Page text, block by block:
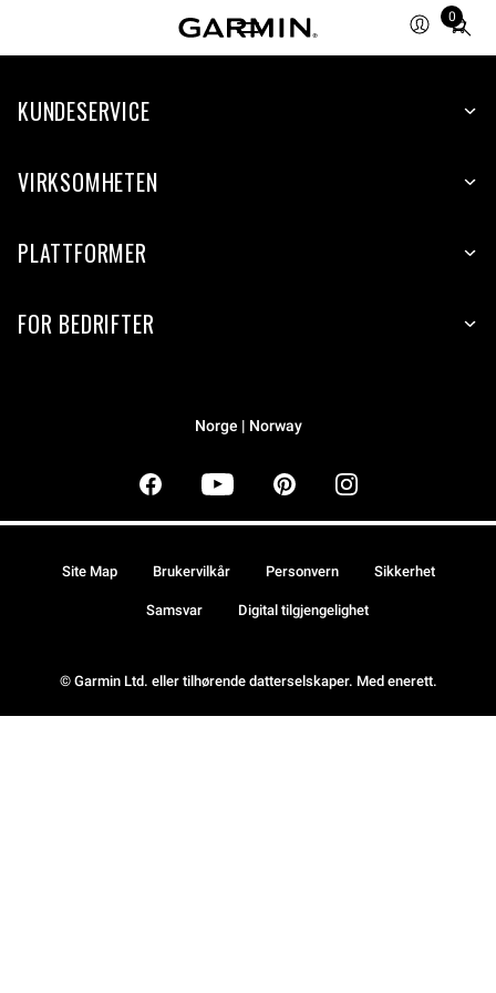
0
Total
items
cart:
KUNDESERVICE
VIRKSOMHETEN
PLATTFORMER
FOR BEDRIFTER
Norge | Norway
© Garmin Ltd. eller tilhørende datterselskaper. Med enerett.
Site Map Brukervilkår Personvern Sikkerhet
Samsvar Digital tilgjengelighet